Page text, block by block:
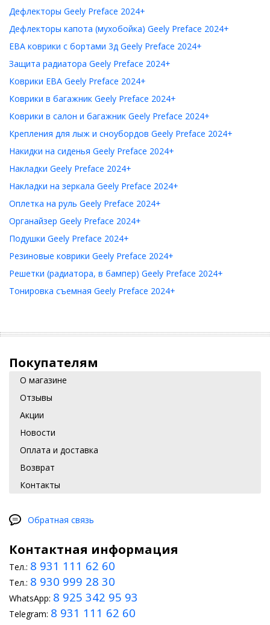
Дефлекторы Geely Preface 2024+
Дефлекторы капота (мухобойка) Geely Preface 2024+
ЕВА коврики с бортами 3д Geely Preface 2024+
Защита радиатора Geely Preface 2024+
Коврики ЕВА Geely Preface 2024+
Коврики в багажник Geely Preface 2024+
Коврики в салон и багажник Geely Preface 2024+
Крепления для лыж и сноубордов Geely Preface 2024+
Накидки на сиденья Geely Preface 2024+
Накладки Geely Preface 2024+
Накладки на зеркала Geely Preface 2024+
Оплетка на руль Geely Preface 2024+
Органайзер Geely Preface 2024+
Подушки Geely Preface 2024+
Резиновые коврики Geely Preface 2024+
Решетки (радиатора, в бампер) Geely Preface 2024+
Тонировка съемная Geely Preface 2024+
Покупателям
О магазине
Отзывы
Акции
Новости
Оплата и доставка
Возврат
Контакты
Обратная связь
Контактная информация
Тел.: 8 931 111 62 60
Тел.: 8 930 999 28 30
WhatsApp: 8 925 342 95 93
Telegram: 8 931 111 62 60